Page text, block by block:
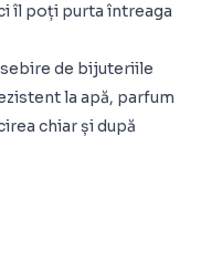
îl poți purta întreaga
de bijuteriile
la apă, parfum
chiar și după